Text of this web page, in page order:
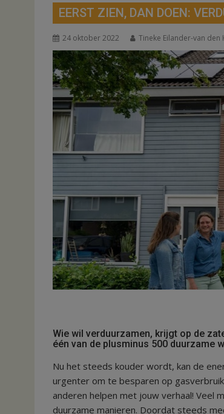
EERST ZIEN, DAN DOEN:
24 oktober 2022 Tineke Eilander-van den
Wie wil verduurzamen, krijgt op de
één van de plusminus 500 duurzame
Nu het steeds kouder wordt, kan de
urgenter om te besparen op
anderen helpen met jouw verhaal! Veel
duurzame manieren. Doordat steeds